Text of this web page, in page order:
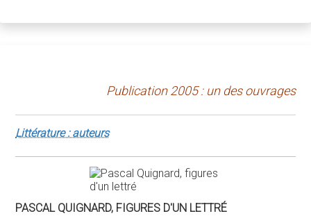
Publication 2005 : un des ouvrages
Littérature : auteurs
PASCAL QUIGNARD, FIGURES D'UN LETTRÉ